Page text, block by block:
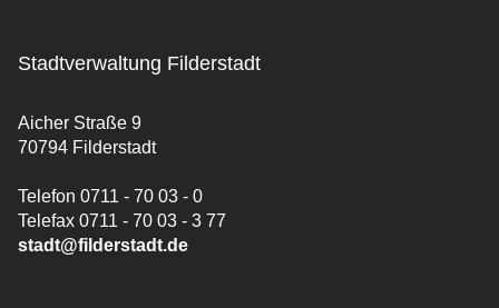
Stadtverwaltung Filderstadt
Aicher Straße 9
70794 Filderstadt
Telefon 0711 - 70 03 - 0
Telefax 0711 - 70 03 - 3 77
stadt@filderstadt.de